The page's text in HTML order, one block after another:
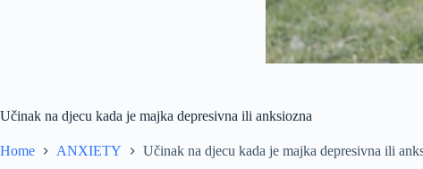
Učinak na djecu kada je majka depresivna ili anksiozna
Home ANXIETY Učinak na djecu kada je majka depresivna ili